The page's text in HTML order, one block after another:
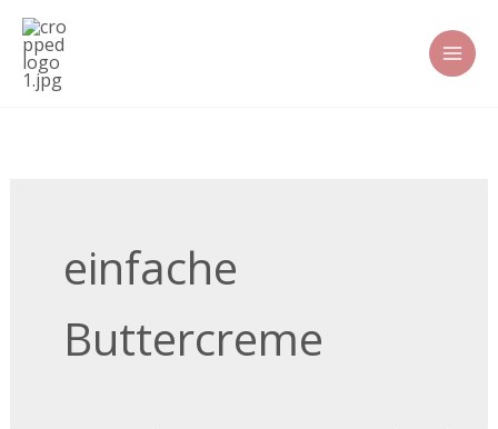
Zum
Inhalt
springen
einfache
Buttercreme